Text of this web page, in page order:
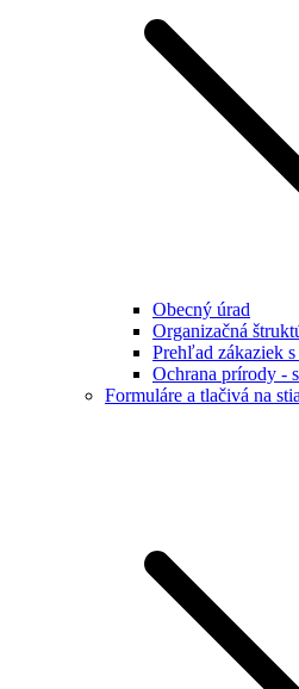
Obecný úrad
Organizačná
Prehľad zákaziek
Ochrana prírody -
Formuláre a tlačivá na